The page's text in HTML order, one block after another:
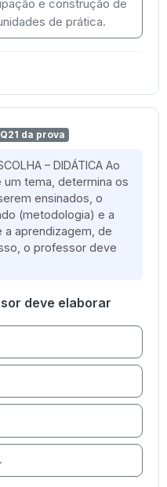
e construção de
de prática.
Q21 da prova
– DIDÁTICA Ao
tema, determina os
ensinados, o
(metodologia) e a
a aprendizagem, de
o professor deve
deve elaborar